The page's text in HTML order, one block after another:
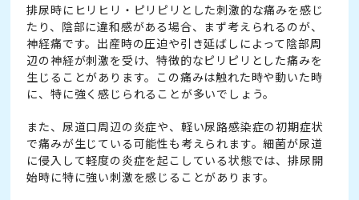
排尿時にヒリヒリ・ピリピリとした刺激的な痛みを感じ
たり、陰部に違和感がある場合、まず考えられるのが、
神経痛です。出産時の圧迫や引き延ばしによって陰部周
辺の神経が刺激を受け、特徴的なピリピリとした痛みを
生じることがあります。この痛みは触れた時や動いた時
に、特に強く感じられることが多いでしょう。
また、尿道口周辺の炎症や、軽い尿路感染症の初期症状
で痛みが生じている可能性も考えられます。細菌が尿道
に侵入して軽度の炎症を起こしている状態では、排尿開
始時に特に強い刺激を感じることがあります。